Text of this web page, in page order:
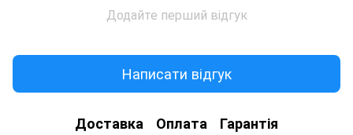
Додайте перший відгук
Написати відгук
Доставка Оплата Гарантія